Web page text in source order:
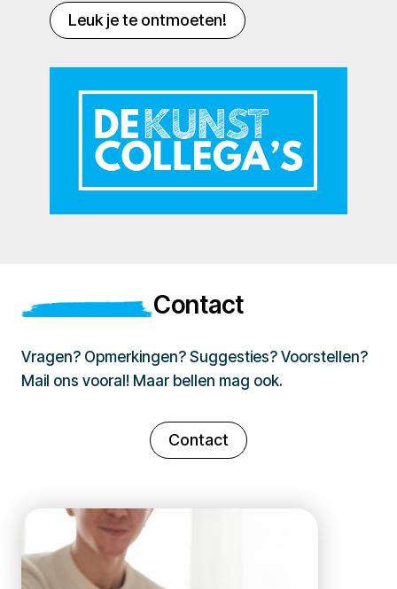
Leuk je te ontmoeten!
Contact
Vragen? Opmerkingen? Suggesties? Voorstellen?
Mail ons vooral! Maar bellen mag ook.
Contact